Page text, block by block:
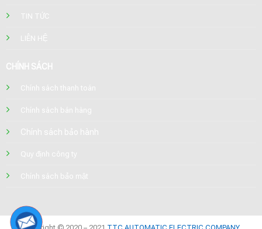
TIN TỨC
LIÊN HỆ
CHÍNH SÁCH
Chính sách thanh toán
Chính sách bán hàng
Chính sách bảo hành
Quy định công ty
Chính sách bảo mật